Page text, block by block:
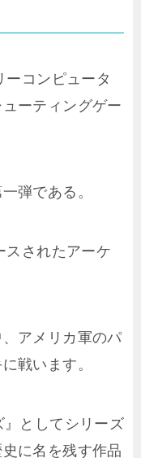
ーコンピュータ
ーティングゲー
弾である。
スされたアーケ
アメリカ軍のパ
戦います。
としてシリーズ
に名を残す作品